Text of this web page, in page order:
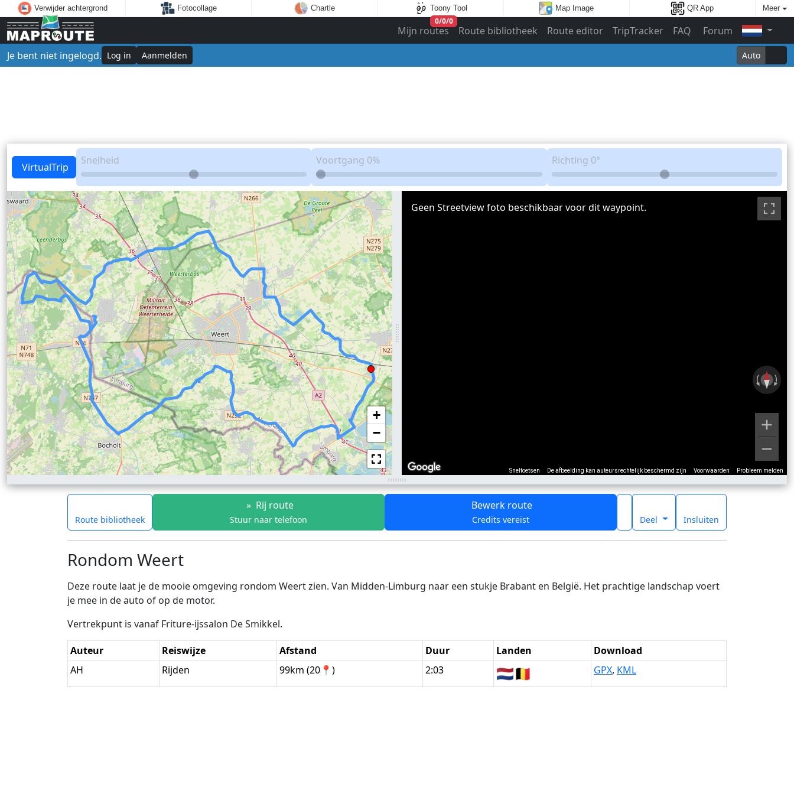
Verwijder achtergrond Fotocollage Chartle Toony Tool Map Image QR App Meer
Mijn routes
0/0/0
Route bibliotheek Route editor TripTracker FAQ
Forum
Je bent niet ingelogd. Log in Aanmelden Auto
VirtualTrip
Snelheid Voortgang 0% Richting 0°
+
−
Sneltoetsen De afbeelding kan auteursrechtelijk beschermd zijn Voorwaarden Probleem melden
Geen Streetview foto beschikbaar voor dit waypoint.
Route bibliotheek
» Rij route
Stuur naar telefoon
Bewerk route
Credits vereist Deel Insluiten
Rondom Weert
Deze route laat je de mooie omgeving rondom Weert zien. Van Midden-Limburg naar een stukje Brabant en België. Het prachtige landschap voert
je mee in de auto of op de motor.
Vertrekpunt is vanaf Friture-ijssalon De Smikkel.
Auteur Reiswijze Afstand Duur Landen
Download
AH
Rijden 99km (20📍) 2:03 🇳🇱🇧🇪 GPX, KML